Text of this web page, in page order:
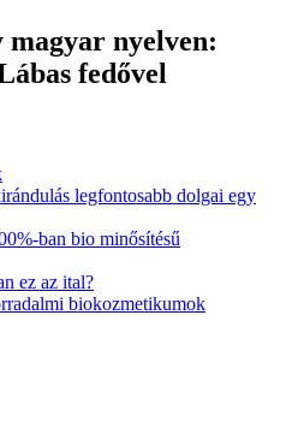
magyar nyelven:
fedővel
legfontosabb dolgai egy
ban bio minősítésű
ez az ital?
biokozmetikumok